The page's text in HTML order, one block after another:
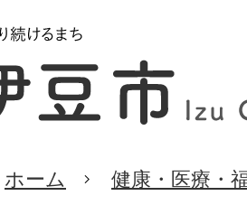
ホーム 健康・医療・